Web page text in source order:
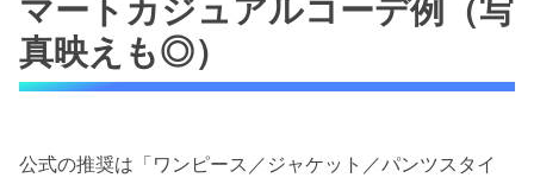
マートカジュアルコーデ例（写
真映えも◎）
公式の推奨は「ワンピース／ジャケット／パンツスタイ